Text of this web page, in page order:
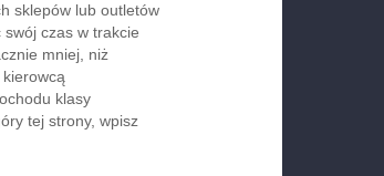
sklepów lub outletów
czas w trakcie
mniej, niż
klasy
tej strony, wpisz